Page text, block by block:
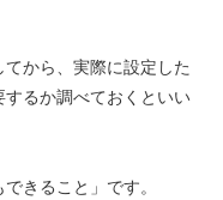
から、実際に設定した
るか調べておくといい
きること」です。